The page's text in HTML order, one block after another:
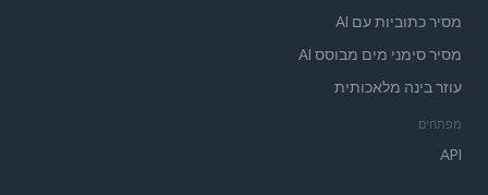
מסיר כתוביות עם AI
מסיר סימני מים מבוסס AI
עוזר בינה מלאכותית
מפתחים
API